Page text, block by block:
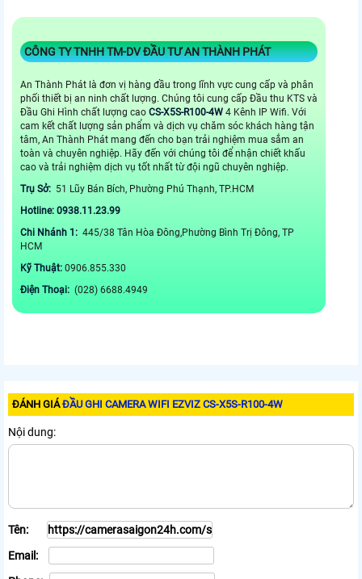
CÔNG TY TNHH TM-DV ĐẦU TƯ AN THÀNH PHÁT
An Thành Phát là đơn vị hàng đầu trong lĩnh vực cung cấp và phân
phối thiết bị an ninh chất lượng. Chúng tôi cung cấp Đầu thu KTS và
Đầu Ghi Hình chất lượng cao CS-X5S-R100-4W 4 Kênh IP Wifi. Với
cam kết chất lượng sản phẩm và dịch vụ chăm sóc khách hàng tận
tâm, An Thành Phát mang đến cho bạn trải nghiệm mua sắm an
toàn và chuyên nghiệp. Hãy đến với chúng tôi để nhận chiết khấu
cao và trải nghiệm dịch vụ tốt nhất từ đội ngũ chuyên nghiệp.
Trụ Sở: 51 Lũy Bán Bích, Phường Phú Thạnh, TP.HCM
Hotline: 0938.11.23.99
Chi Nhánh 1: 445/38 Tân Hòa Đông,Phường Bình Trị Đông, TP
HCM
Kỹ Thuật: 0906.855.330
Điện Thoại: (028) 6688.4949
ĐÁNH GIÁĐẦU GHI CAMERA WIFI EZVIZ CS-X5S-R100-4W
Nội dung:
Tên:
Email: